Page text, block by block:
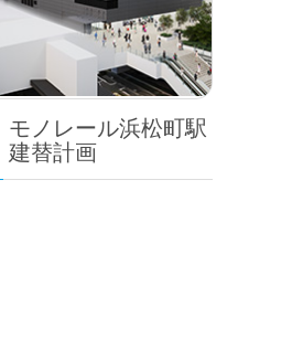
モノレール浜松町駅
建替計画